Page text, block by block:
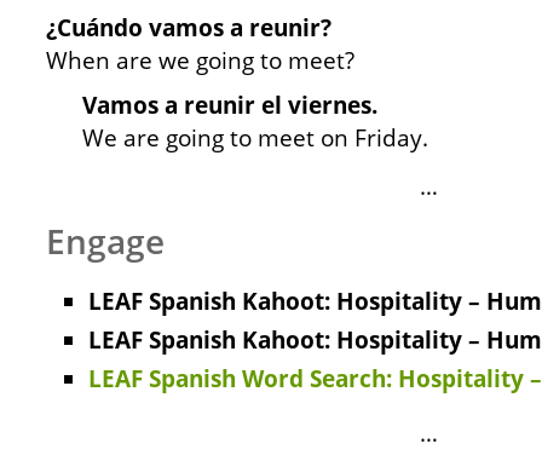
¿Cuándo vamos a reunir?
When are we going to meet?
Vamos a reunir el viernes.
We are going to meet on Friday.
…
Engage
LEAF Spanish Kahoot: Hospitality –
LEAF Spanish Kahoot: Hospitality –
LEAF Spanish Word Search: Hospitality
…